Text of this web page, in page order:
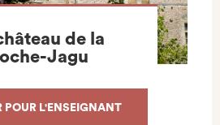
de la
Jagu
POUR L'ENSEIGNANT